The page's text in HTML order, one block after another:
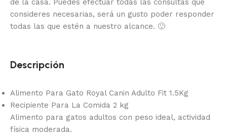
de la casa. Puedes efectuar todas las consultas que
consideres necesarias, será un gusto poder responder
todas las que estén a nuestro alcance. 🙂
Descripción
Alimento Para Gato Royal Canin Adulto Fit 1.5Kg
Recipiente Para La Comida 2 kg
Alimento para gatos adultos con peso ideal, actividad
física moderada.